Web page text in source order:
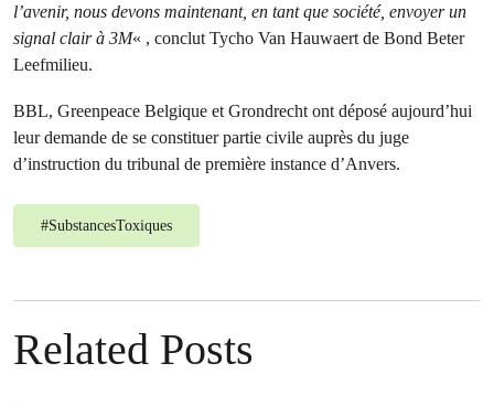
l’avenir, nous devons maintenant, en tant que société, envoyer un
signal clair à 3M« , conclut Tycho Van Hauwaert de Bond Beter
Leefmilieu.
BBL, Greenpeace Belgique et Grondrecht ont déposé aujourd’hui
leur demande de se constituer partie civile auprès du juge
d’instruction du tribunal de première instance d’Anvers.
#SubstancesToxiques
Related Posts